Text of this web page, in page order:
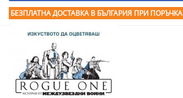
БЕЗПЛАТНА ДОСТАВКА В БЪЛГАРИЯ ПРИ ПОРЪЧКА